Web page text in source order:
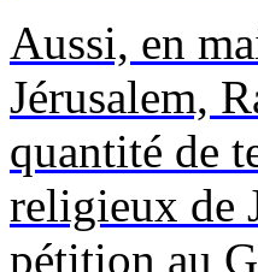
Aussi, en
Jérusalem,
quantité de
religieux de
pétition au